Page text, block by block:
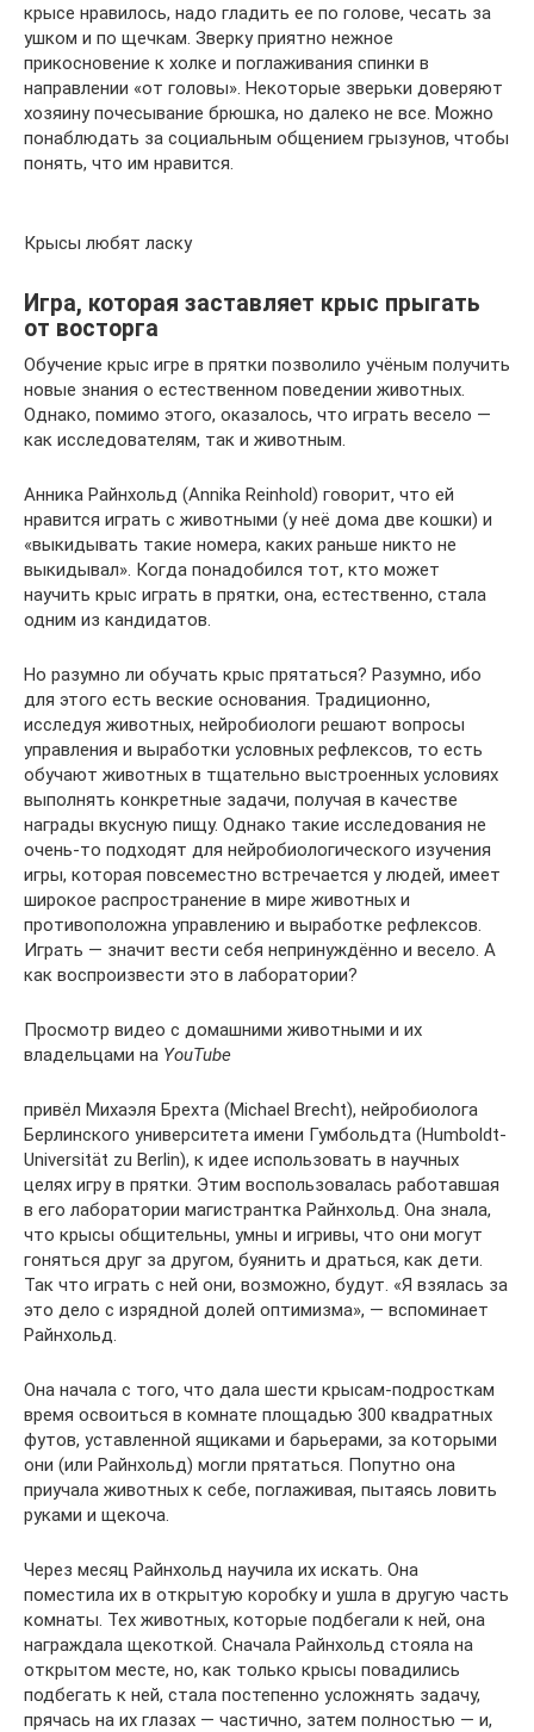
крысе нравилось, надо гладить ее по голове, чесать за
ушком и по щечкам. Зверку приятно нежное
прикосновение к холке и поглаживания спинки в
направлении «от головы». Некоторые зверьки доверяют
хозяину почесывание брюшка, но далеко не все. Можно
понаблюдать за социальным общением грызунов, чтобы
понять, что им нравится.
Крысы любят ласку
Игра, которая заставляет крыс прыгать
от восторга
Обучение крыс игре в прятки позволило учёным получить
новые знания о естественном поведении животных.
Однако, помимо этого, оказалось, что играть весело —
как исследователям, так и животным.
Анника Райнхольд (Annika Reinhold) говорит, что ей
нравится играть с животными (у неё дома две кошки) и
«выкидывать такие номера, каких раньше никто не
выкидывал». Когда понадобился тот, кто может
научить крыс играть в прятки, она, естественно, стала
одним из кандидатов.
Но разумно ли обучать крыс прятаться? Разумно, ибо
для этого есть веские основания. Традиционно,
исследуя животных, нейробиологи решают вопросы
управления и выработки условных рефлексов, то есть
обучают животных в тщательно выстроенных условиях
выполнять конкретные задачи, получая в качестве
награды вкусную пищу. Однако такие исследования не
очень-то подходят для нейробиологического изучения
игры, которая повсеместно встречается у людей, имеет
широкое распространение в мире животных и
противоположна управлению и выработке рефлексов.
Играть — значит вести себя непринуждённо и весело. А
как воспроизвести это в лаборатории?
Просмотр видео с домашними животными и их
владельцами на YouTube
привёл Михаэля Брехта (Michael Brecht), нейробиолога
Берлинского университета имени Гумбольдта (Humboldt-
Universität zu Berlin), к идее использовать в научных
целях игру в прятки. Этим воспользовалась работавшая
в его лаборатории магистрантка Райнхольд. Она знала,
что крысы общительны, умны и игривы, что они могут
гоняться друг за другом, буянить и драться, как дети.
Так что играть с ней они, возможно, будут. «Я взялась за
это дело с изрядной долей оптимизма», — вспоминает
Райнхольд.
Она начала с того, что дала шести крысам-подросткам
время освоиться в комнате площадью 300 квадратных
футов, уставленной ящиками и барьерами, за которыми
они (или Райнхольд) могли прятаться. Попутно она
приучала животных к себе, поглаживая, пытаясь ловить
руками и щекоча.
Через месяц Райнхольд научила их искать. Она
поместила их в открытую коробку и ушла в другую часть
комнаты. Тех животных, которые подбегали к ней, она
награждала щекоткой. Сначала Райнхольд стояла на
открытом месте, но, как только крысы повадились
подбегать к ней, стала постепенно усложнять задачу,
прячась на их глазах — частично, затем полностью — и,